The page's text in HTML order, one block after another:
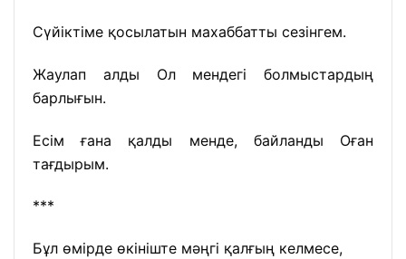
Сүйіктіме қосылатын махаббатты сезінгем.
Жаулап алды Ол мендегі болмыстардың
барлығын.
Есім ғана қалды менде, байланды Оған
тағдырым.
***
Бұл өмірде өкініште мәңгі қалғың келмесе,